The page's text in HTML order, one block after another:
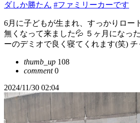
ダしか勝たん #ファミリーカーです
6月に子どもが生まれ、すっかりロー
無くなって来ました💦 ５ヶ月になっ
ーのデミオで良く寝てくれます(笑) チ
thumb_up 108
comment0
2024/11/30 02:04